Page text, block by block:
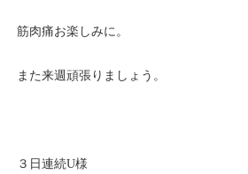
筋肉痛お楽しみに。
また来週頑張りましょう。
３日連続U様